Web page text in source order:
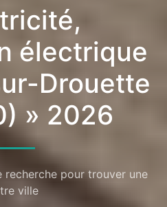
électrique
Drouette
» 2026
pour trouver une
ville